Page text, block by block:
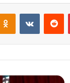
بينتيريست ‏Reddit
‏VKontakte
ا